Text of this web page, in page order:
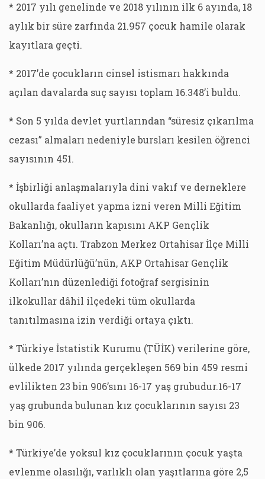
* 2017 yılı genelinde ve 2018 yılının ilk 6 ayında, 18
aylık bir süre zarfında 21.957 çocuk hamile olarak
kayıtlara geçti.
* 2017’de çocukların cinsel istismarı hakkında
açılan davalarda suç sayısı toplam 16.348’i buldu.
* Son 5 yılda devlet yurtlarından “süresiz çıkarılma
cezası” almaları nedeniyle bursları kesilen öğrenci
sayısının 451.
* İşbirliği anlaşmalarıyla dini vakıf ve derneklere
okullarda faaliyet yapma izni veren Milli Eğitim
Bakanlığı, okulların kapısını AKP Gençlik
Kolları’na açtı. Trabzon Merkez Ortahisar İlçe Milli
Eğitim Müdürlüğü’nün, AKP Ortahisar Gençlik
Kolları’nın düzenlediği fotoğraf sergisinin
ilkokullar dâhil ilçedeki tüm okullarda
tanıtılmasına izin verdiği ortaya çıktı.
* Türkiye İstatistik Kurumu (TÜİK) verilerine göre,
ülkede 2017 yılında gerçekleşen 569 bin 459 resmi
evlilikten 23 bin 906’sını 16-17 yaş grubudur.16-17
yaş grubunda bulunan kız çocuklarının sayısı 23
bin 906.
* Türkiye’de yoksul kız çocuklarının çocuk yaşta
evlenme olasılığı, varlıklı olan yaşıtlarına göre 2,5